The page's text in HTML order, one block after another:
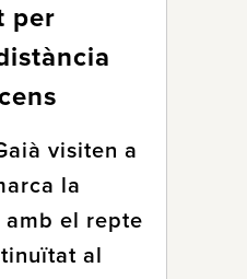
per
visiten a
la
amb el repte
al